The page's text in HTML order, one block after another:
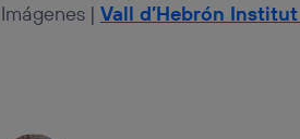
Imágenes | Vall d’Hebrón